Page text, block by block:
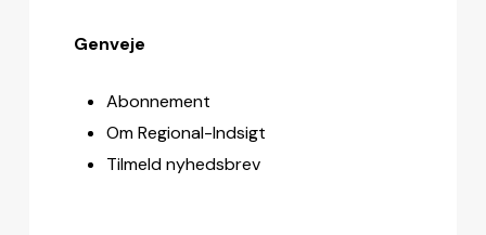
Genveje
Abonnement
Om Regional-Indsigt
Tilmeld nyhedsbrev